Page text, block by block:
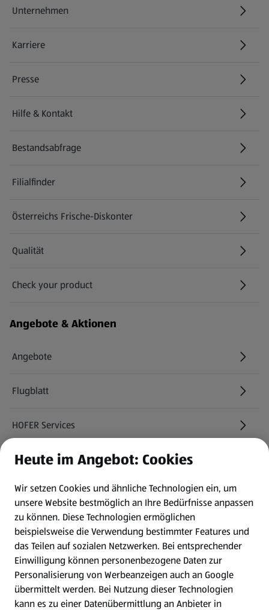
Unternehmen
Karriere
(öffnet in einem neuen Tab)
Presse
Hilfe & Kontakt
(öffnet in einem neuen Tab)
Bestandsabfrage
(öffnet in einem neuen Tab)
Filialfinder
Österreichs Frische-Diskonter
Qualität
Check your product
(öffnet in einem neuen Tab)
Angebote & Aktionen
Angebote
Flugblatt
HOFER Services
Newsletter
WhatsApp
Gewinnspiele
Mein HOFER. Meine Einkäufe.
Meine Meinung. Mein HOFER.
Heute im Angebot: Cookies
Wir setzen Cookies und ähnliche Technologien ein, um
unsere Website bestmöglich an Ihre Bedürfnisse anpassen
zu können. Diese Technologien ermöglichen
beispielsweise die Verwendung bestimmter Features und
das Teilen auf sozialen Netzwerken. Bei entsprechender
Einwilligung können personenbezogene Daten zur
Personalisierung von Werbeanzeigen auch an Google
übermittelt werden. Bei Nutzung dieser Technologien
kann es zu einer Datenübermittlung an Anbieter in